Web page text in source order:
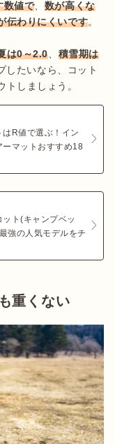
数値で、 数が高くな
伝わりにくいです。
は0～2.0
積雪期は
したいなら、コット
しましょう。
R値で選ぶ！イン
ーマットおすすめ18
ット(キャンプベッ
強の人気モデルをチ
重くない